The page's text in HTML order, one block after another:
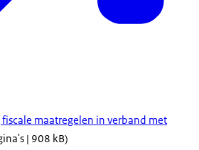
maatregelen in verband met
| 908 kB)